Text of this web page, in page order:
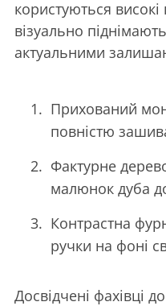
користуються
візуально
актуальними
Прихований
повністю
Фактурне
малюнок дуба
Контрастна
ручки на фоні
Досвідчені фахівці